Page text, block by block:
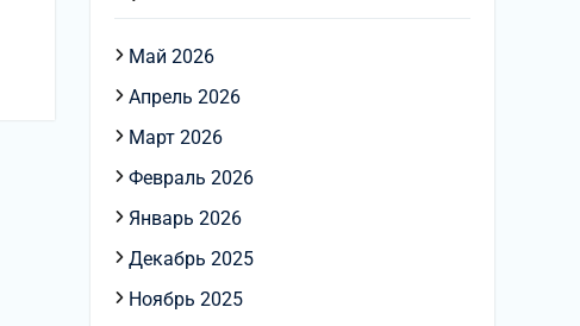
Май 2026
Апрель 2026
Март 2026
Февраль 2026
Январь 2026
Декабрь 2025
Ноябрь 2025